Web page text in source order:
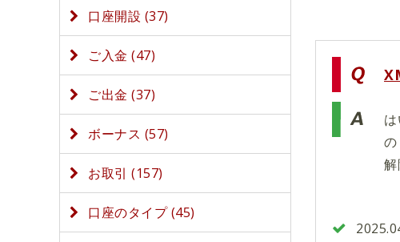
口座開設 (37)
ご入金 (47)
ご出金 (37)
ボーナス (57)
お取引 (157)
口座のタイプ (45)